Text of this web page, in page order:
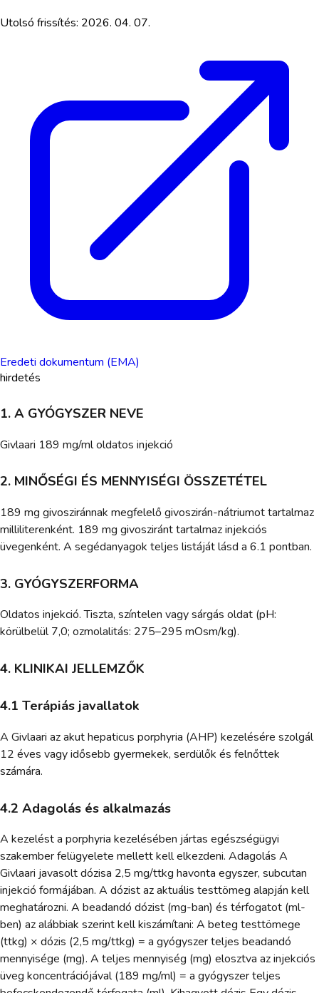
Utolsó frissítés: 2026. 04. 07.
Eredeti dokumentum (EMA)
hirdetés
1. A GYÓGYSZER NEVE
Givlaari 189 mg/ml oldatos injekció
2. MINŐSÉGI ÉS MENNYISÉGI ÖSSZETÉTEL
189 mg givosziránnak megfelelő givoszirán-nátriumot tartalmaz
milliliterenként. 189 mg givosziránt tartalmaz injekciós
üvegenként. A segédanyagok teljes listáját lásd a 6.1 pontban.
3. GYÓGYSZERFORMA
Oldatos injekció. Tiszta, színtelen vagy sárgás oldat (pH:
körülbelül 7,0; ozmolalitás: 275–295 mOsm/kg).
4. KLINIKAI JELLEMZŐK
4.1 Terápiás javallatok
A Givlaari az akut hepaticus porphyria (AHP) kezelésére szolgál
12 éves vagy idősebb gyermekek, serdülők és felnőttek
számára.
4.2 Adagolás és alkalmazás
A kezelést a porphyria kezelésében jártas egészségügyi
szakember felügyelete mellett kell elkezdeni. Adagolás A
Givlaari javasolt dózisa 2,5 mg/ttkg havonta egyszer, subcutan
injekció formájában. A dózist az aktuális testtömeg alapján kell
meghatározni. A beadandó dózist (mg-ban) és térfogatot (ml-
ben) az alábbiak szerint kell kiszámítani: A beteg testtömege
(ttkg) × dózis (2,5 mg/ttkg) = a gyógyszer teljes beadandó
mennyisége (mg). A teljes mennyiség (mg) elosztva az injekciós
üveg koncentrációjával (189 mg/ml) = a gyógyszer teljes